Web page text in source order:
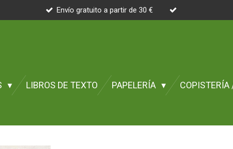
Envío gratuito a partir de 30 €
LIBROS DE TEXTO PAPELERÍA COPISTERÍA